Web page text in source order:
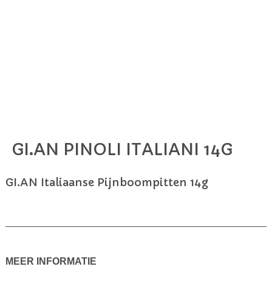
Ga
begin
afbeeldingen-
GI.AN PINOLI ITALIANI 14G
GI.AN Italiaanse Pijnboompitten 14g
MEER INFORMATIE